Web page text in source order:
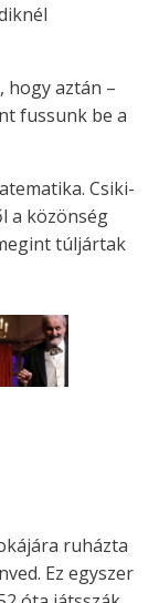
hogy aztán –
fussunk be a
Csiki-
a közönség
túljártak
ruházta
Ez egyszer